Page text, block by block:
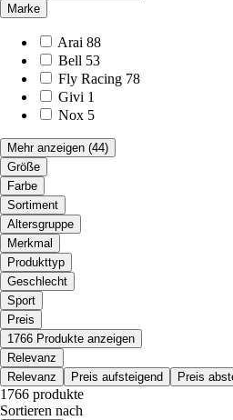
Marke
Arai 88
Bell 53
Fly Racing 78
Givi 1
Nox 5
Mehr anzeigen (44)
Größe
Farbe
Sortiment
Altersgruppe
Merkmal
Produkttyp
Geschlecht
Sport
Preis
1766 Produkte anzeigen
Relevanz
Relevanz
Preis aufsteigend Preis
1766 produkte
Sortieren nach